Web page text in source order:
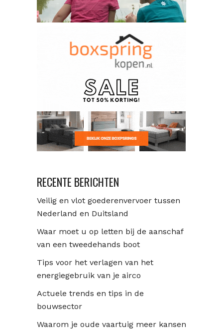
RECENTE BERICHTEN
Veilig en vlot goederenvervoer tussen
Nederland en Duitsland
Waar moet u op letten bij de aanschaf
van een tweedehands boot
Tips voor het verlagen van het
energiegebruik van je airco
Actuele trends en tips in de
bouwsector
Waarom je oude vaartuig meer kansen